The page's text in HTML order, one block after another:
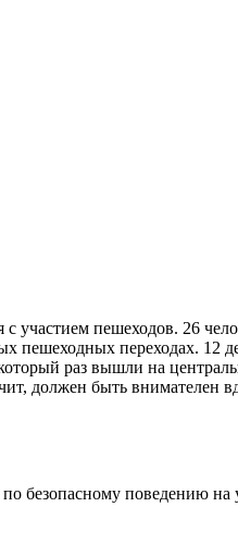
участием пешеходов. 26
переходах. 12
раз вышли на
должен быть внимателен
безопасному поведению